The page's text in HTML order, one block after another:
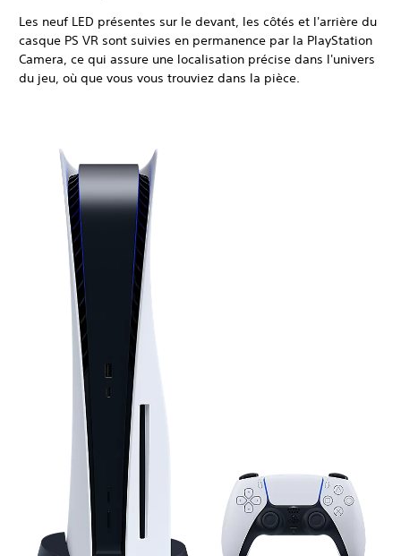
Les neuf LED présentes sur le devant, les côtés et l'arrière du
casque PS VR sont suivies en permanence par la PlayStation
Camera, ce qui assure une localisation précise dans l'univers
du jeu, où que vous vous trouviez dans la pièce.